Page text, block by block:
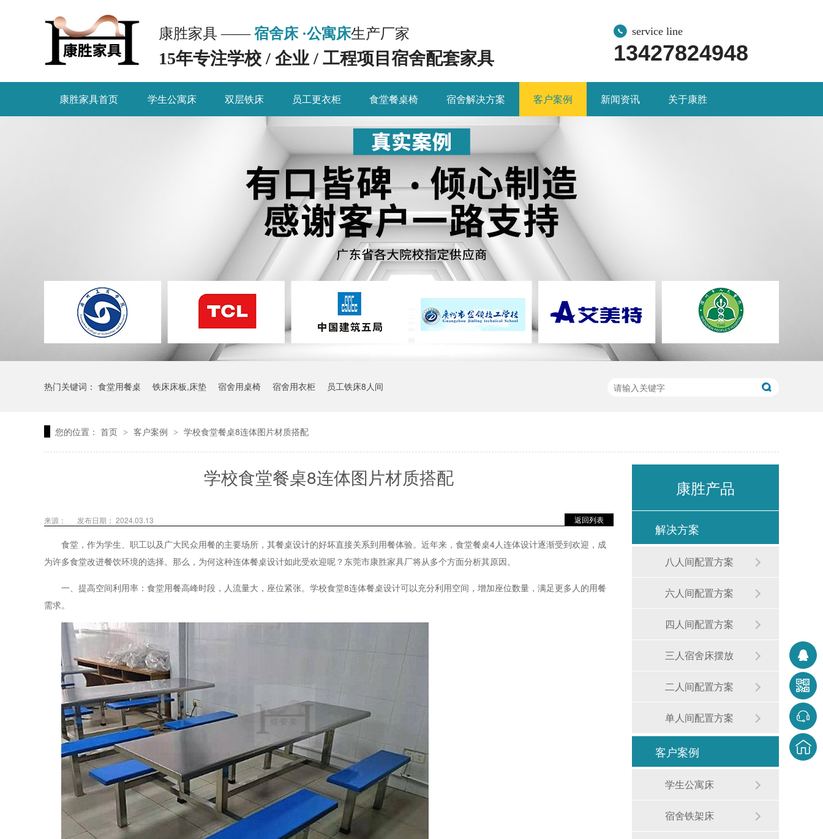
康胜家具 ——宿舍床 ·公寓床生产厂家
15年专注学校 / 企业 / 工程项目宿舍配套家具
service line
13427824948
康胜家具首页 学生公寓床 双层铁床 员工更衣柜 食堂餐桌椅 宿舍解决方案 客户案例 新闻资讯 关于康胜
热门关键词： 食堂用餐桌 铁床床板,床垫 宿舍用桌椅 宿舍用衣柜 员工铁床8人间
您的位置： 首页 > 客户案例 > 学校食堂餐桌8连体图片材质搭配
学校食堂餐桌8连体图片材质搭配
返回列表
来源： 发布日期： 2024.03.13
食堂，作为学生、职工以及广大民众用餐的主要场所，其餐桌设计的好坏直接关系到用餐体验。近年来，食堂餐桌4人连体设计逐渐受到欢迎，成
为许多食堂改进餐饮环境的选择。那么，为何这种连体餐桌设计如此受欢迎呢？东莞市康胜家具厂将从多个方面分析其原因。
一、提高空间利用率：食堂用餐高峰时段，人流量大，座位紧张。学校食堂8连体餐桌设计可以充分利用空间，增加座位数量，满足更多人的用餐
需求。
康胜产品
解决方案
八人间配置方案
六人间配置方案
四人间配置方案
三人宿舍床摆放
二人间配置方案
单人间配置方案
客户案例
学生公寓床
宿舍铁架床
公寓学生床